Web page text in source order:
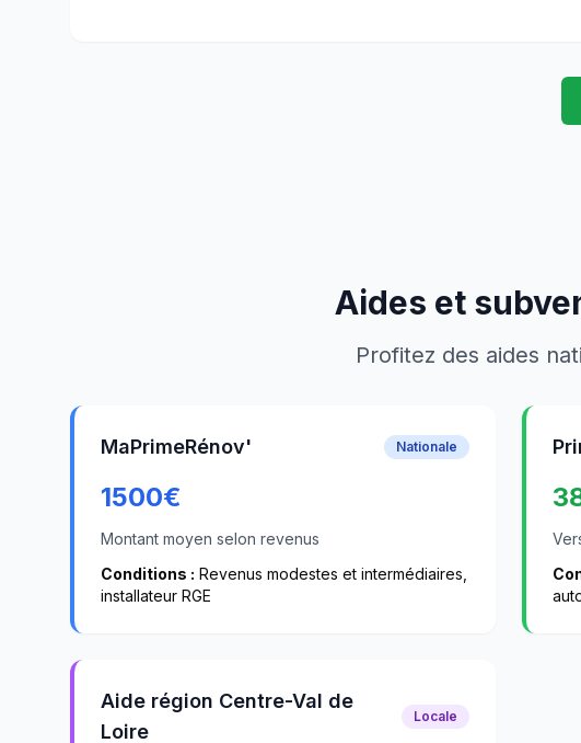
Aides et
Profitez des aides
MaPrimeRénov' Nationale
1500€
Montant moyen selon revenus
Conditions : Revenus modestes et intermédiaires,
installateur RGE
Aide région Centre-Val de
Loire
Locale